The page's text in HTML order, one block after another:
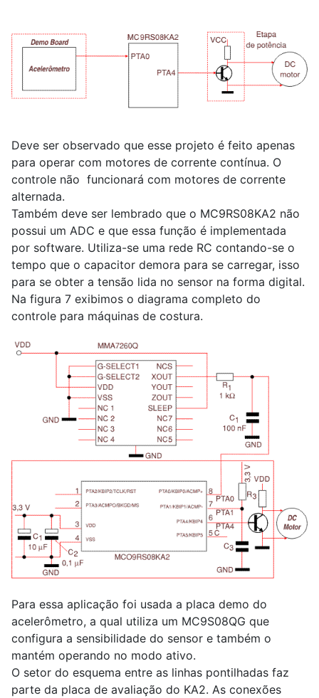
Deve ser observado que esse projeto é feito apenas
para operar com motores de corrente contínua. O
controle não funcionará com motores de corrente
alternada.
Também deve ser lembrado que o MC9RS08KA2 não
possui um ADC e que essa função é implementada
por software. Utiliza-se uma rede RC contando-se o
tempo que o capacitor demora para se carregar, isso
para se obter a tensão lida no sensor na forma digital.
Na figura 7 exibimos o diagrama completo do
controle para máquinas de costura.
Para essa aplicação foi usada a placa demo do
acelerômetro, a qual utiliza um MC9S08QG que
configura a sensibilidade do sensor e também o
mantém operando no modo ativo.
O setor do esquema entre as linhas pontilhadas faz
parte da placa de avaliação do KA2. As conexões